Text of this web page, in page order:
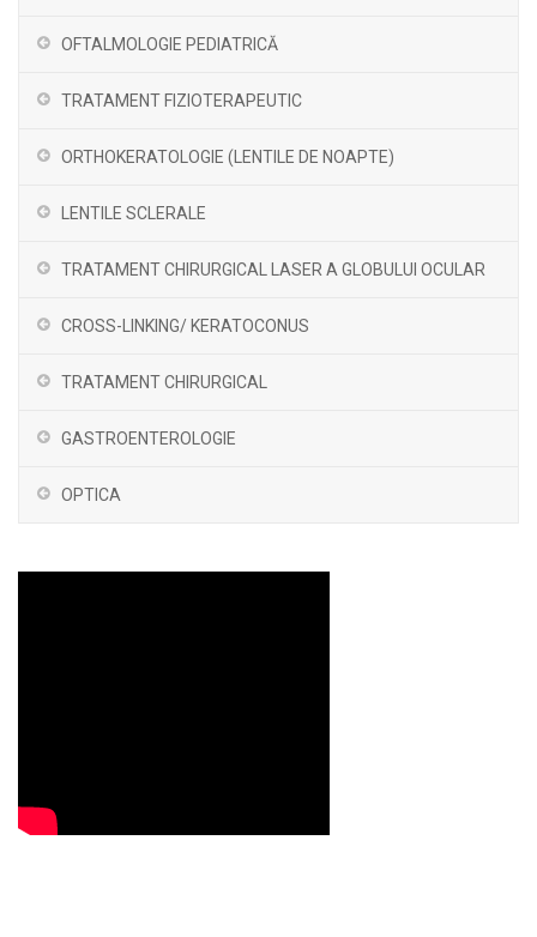
OFTALMOLOGIE PEDIATRICĂ
TRATAMENT FIZIOTERAPEUTIC
ORTHOKERATOLOGIE (LENTILE DE NOAPTE)
LENTILE SCLERALE
TRATAMENT CHIRURGICAL LASER A GLOBULUI OCULAR
CROSS-LINKING/ KERATOCONUS
TRATAMENT CHIRURGICAL
GASTROENTEROLOGIE
OPTICA